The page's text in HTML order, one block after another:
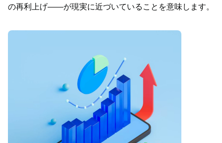
の再利上げ――が現実に近づいていることを意味します。